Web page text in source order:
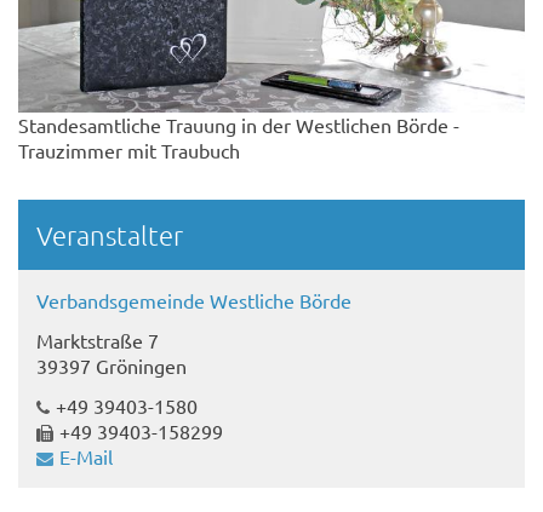
Standesamtliche Trauung in der Westlichen Börde -
Trauzimmer mit Traubuch
Veranstalter
Verbandsgemeinde Westliche Börde
Marktstraße 7
39397 Gröningen
+49 39403-1580
+49 39403-158299
E-Mail